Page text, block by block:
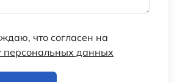
что согласен на
персональных данных